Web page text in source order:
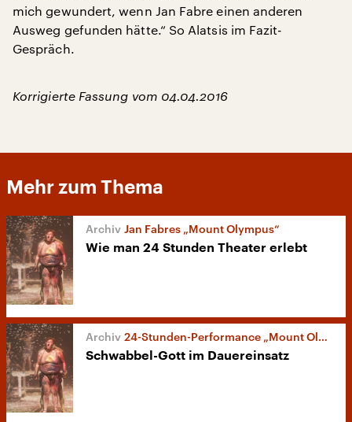
mich gewundert, wenn Jan Fabre einen anderen
Ausweg gefunden hätte.“ So Alatsis im Fazit-
Gespräch.
Korrigierte Fassung vom 04.04.2016
Mehr zum Thema
Jan Fabres „Mount Olympus“
Wie man 24 Stunden Theater erlebt
24-Stunden-Performance „Mount Olympus“
Schwabbel-Gott im Dauereinsatz